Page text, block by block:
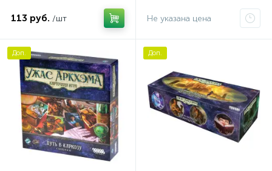
113 руб. /шт
Не указана цена
Доп. Доп.